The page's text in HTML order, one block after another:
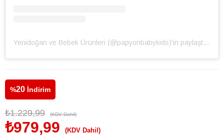
Yenidoğan ve Bebek Ürünleri (@papyonbabykids)'in paylaştığı bir gönderi
%20 İndirim
₺1.229,99 (KDV Dahil)
₺979,99 (KDV Dahil)